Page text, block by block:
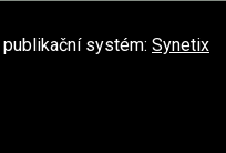
publikační systém: Synetix